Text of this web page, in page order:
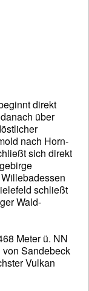
direkt
über
nach Horn-
sich direkt
schließt
Wald-
Meter ü. NN
Sandebeck
Vulkan